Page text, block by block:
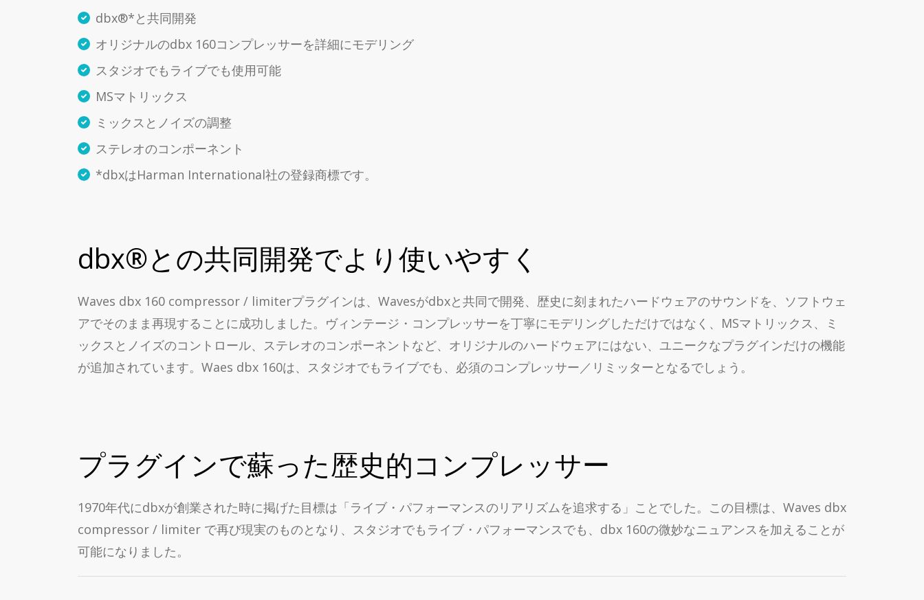
dbx®*と共同開発
オリジナルのdbx 160コンプレッサーを詳細にモデリング
スタジオでもライブでも使用可能
MSマトリックス
ミックスとノイズの調整
ステレオのコンポーネント
*dbxはHarman International社の登録商標です。
dbx®との共同開発でより使いやすく
Waves dbx 160 compressor / limiterプラグインは、Wavesがdbxと共同で開発、歴史に刻まれたハードウェアのサウンドを、ソフトウェ
アでそのまま再現することに成功しました。ヴィンテージ・コンプレッサーを丁寧にモデリングしただけではなく、MSマトリックス、ミ
ックスとノイズのコントロール、ステレオのコンポーネントなど、オリジナルのハードウェアにはない、ユニークなプラグインだけの機能
が追加されています。Waes dbx 160は、スタジオでもライブでも、必須のコンプレッサー／リミッターとなるでしょう。
プラグインで蘇った歴史的コンプレッサー
1970年代にdbxが創業された時に掲げた目標は「ライブ・パフォーマンスのリアリズムを追求する」ことでした。この目標は、Waves dbx
compressor / limiter で再び現実のものとなり、スタジオでもライブ・パフォーマンスでも、dbx 160の微妙なニュアンスを加えることが
可能になりました。